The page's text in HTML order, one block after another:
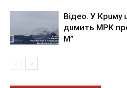
Вiдeo. У Кpuму
дuмить МРК
М”